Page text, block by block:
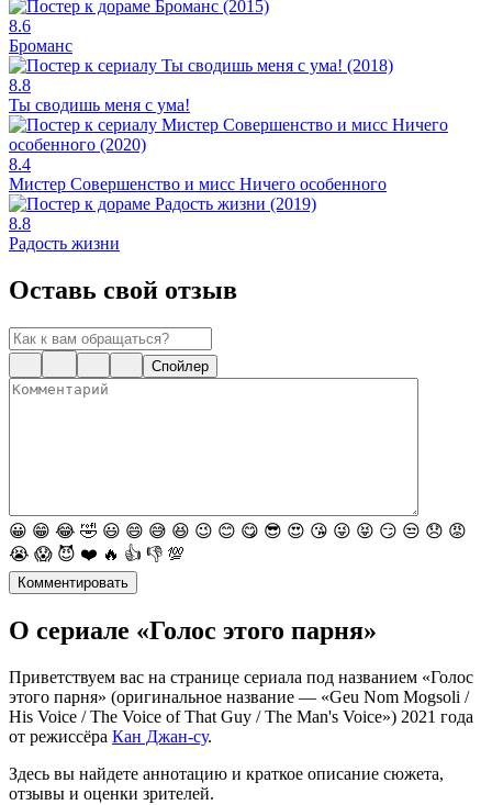
8.6
Броманс
8.8
Ты сводишь меня с ума!
8.4
Мистер Совершенство и мисс Ничего особенного
8.8
Радость жизни
Оставь свой отзыв
Спойлер
😀 😁 😂 🤣 😃 😄 😅 😆 😉 😊 😋 😎 😍 😘 😜 😝 😏 😒 😞 😡
😭 😱 😈 ❤️ 🔥 👍 👎 💯
Комментировать
О сериале «Голос этого парня»
Приветствуем вас на странице сериала под названием «Голос
этого парня» (оригинальное название — «Geu Nom Mogsoli /
His Voice / The Voice of That Guy / The Man's Voice») 2021 года
от режиссёра Кан Джан-су.
Здесь вы найдете аннотацию и краткое описание сюжета,
отзывы и оценки зрителей.